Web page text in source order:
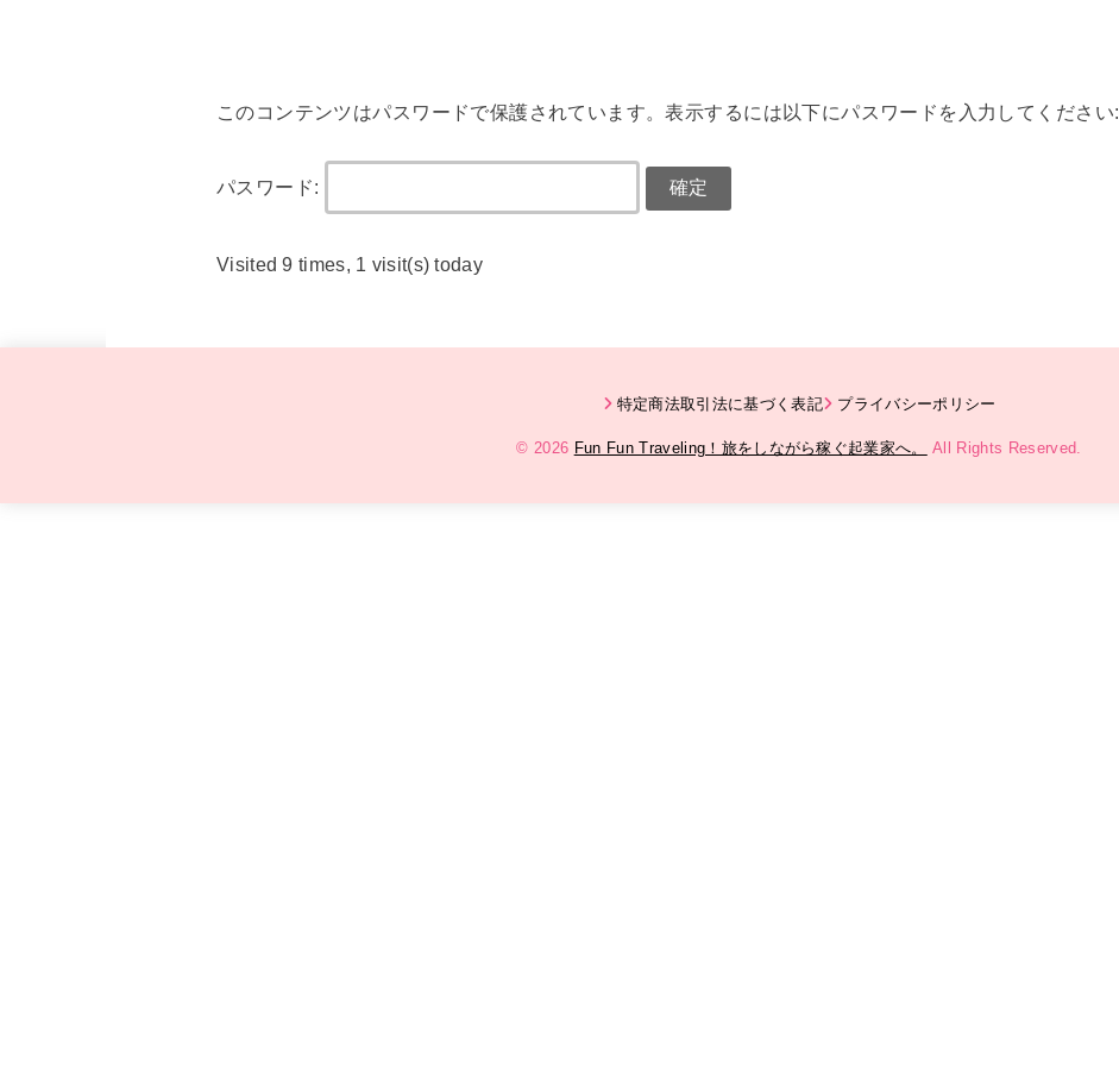
このコンテンツはパスワードで保護されています。表示するには以下にパスワードを入力してください:
パスワード:
Visited 9 times, 1 visit(s) today
特定商法取引法に基づく表記 プライバシーポリシー
© 2026 Fun Fun Traveling！旅をしながら稼ぐ起業家へ。 All Rights Reserved.